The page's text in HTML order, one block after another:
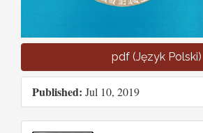
pdf (Język Polski)
Published: Jul 10, 2019